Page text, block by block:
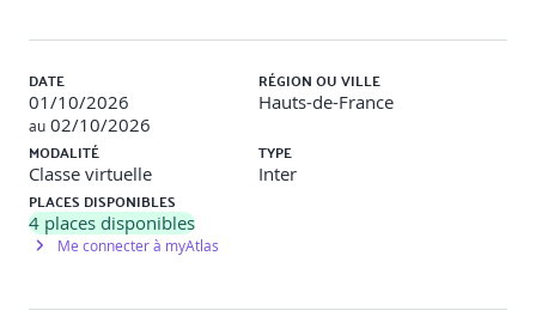
Learning
Les algorithmes du Machine Learning
Procédure d'entraînements et d'évaluation des
algorithmes
Mise en production d'un algorithme de Machine
Aspects éthiques et jridiques liés à l'Intelligence
Artificielle
DATE
01/10/2026
au 02/10/2026
RÉGION OU VILLE
Hauts-de-France
MODALITÉ
Classe virtuelle
TYPE
Inter
PLACES DISPONIBLES
4 places disponibles
Me connecter à myAtlas